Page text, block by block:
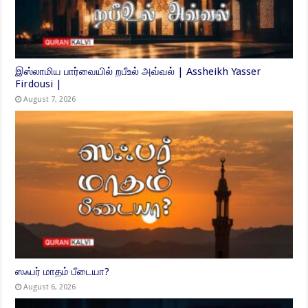
இஸ்லாமிய பார்வையில் றபீஉல் அவ்வல் | Assheikh Yasser
Firdousi |
August 7, 2026
ஸஃபர் மாதம் பீடையா?
August 6, 2026